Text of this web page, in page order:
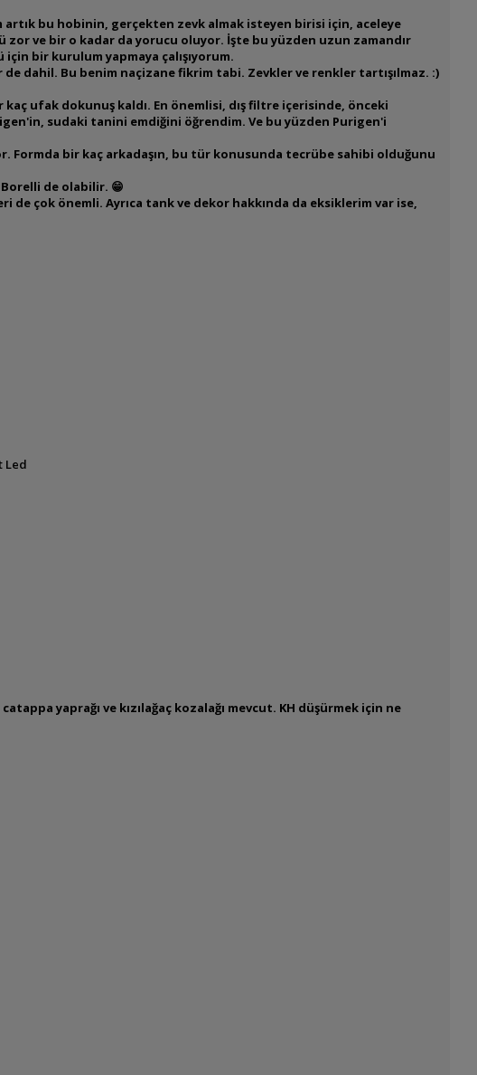
artık bu hobinin, gerçekten zevk almak isteyen birisi için, aceleye
ve bir o kadar da yorucu oluyor. İşte bu yüzden uzun zamandır
bir kurulum yapmaya çalışıyorum.
dahil. Bu benim naçizane fikrim tabi. Zevkler ve renkler tartışılmaz. :)
ufak dokunuş kaldı. En önemlisi, dış filtre içerisinde, önceki
sudaki tanini emdiğini öğrendim. Ve bu yüzden Purigen'i
Formda bir kaç arkadaşın, bu tür konusunda tecrübe sahibi olduğunu
de olabilir. 😁
çok önemli. Ayrıca tank ve dekor hakkında da eksiklerim var ise,
Led
yaprağı ve kızılağaç kozalağı mevcut. KH düşürmek için ne